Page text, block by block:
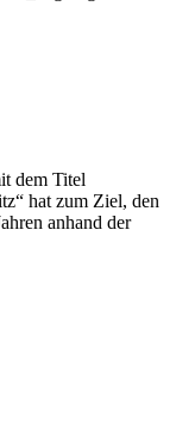
dem Titel
hat zum Ziel, den
anhand der